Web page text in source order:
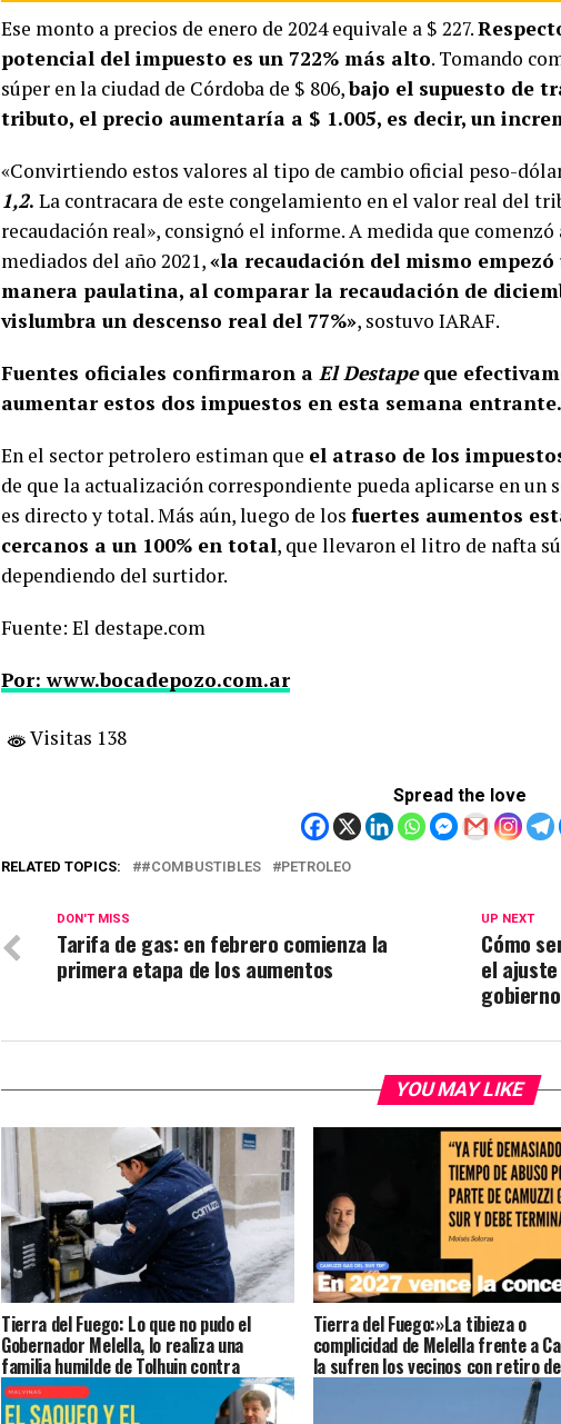
Ese monto a precios de enero de 2024 equivale a $ 227.
potencial del impuesto es un 722% más alto. Tomando
súper en la ciudad de Córdoba de $ 806,bajo el supuesto de
tributo, el precio aumentaría a $ 1.005, es decir, un
«Convirtiendo estos valores al tipo de cambio oficial peso-
1,2. La contracara de este congelamiento en el valor real del
recaudación real», consignó el informe. A medida que
mediados del año 2021,«la recaudación del mismo
manera paulatina, al comparar la recaudación de
vislumbra un descenso real del 77%», sostuvo IARAF.
Fuentes oficiales confirmaron a El Destapeque
aumentar estos dos impuestos en esta semana entrante.
En el sector petrolero estiman que el atraso de los
de que la actualización correspondiente pueda aplicarse en un
es directo y total. Más aún, luego de los fuertes aumentos
cercanos a un 100% en total, que llevaron el litro de nafta
dependiendo del surtidor.
Fuente: El destape.com
Por: www.bocadepozo.com.ar
Visitas 138
Spread the love
RELATED TOPICS: #COMBUSTIBLES PETROLEO
UP NEXT
Cómo
el
gobierno
DON'T MISS
Tarifa de gas: en febrero comienza la
primera etapa de los aumentos
YOU MAY LIKE
Tierra del Fuego: Lo que no pudo el
Gobernador Melella, lo realiza una
familia humilde de Tolhuin contra
Camuzzi
Tierra del Fuego:»La tibieza o
complicidad de Melella frente a
la sufren los vecinos con retiro de
medidores con -18 bajo cero»